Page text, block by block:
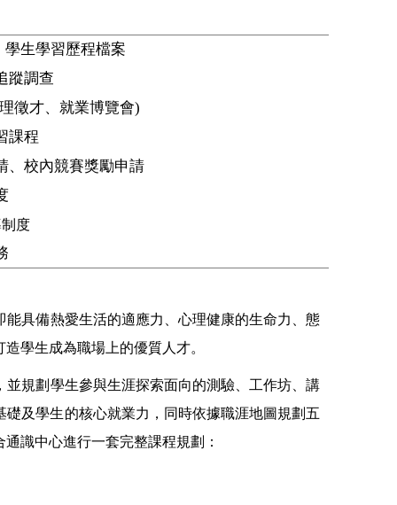
學生學習歷程檔案
蹤調查
徵才、就業博覽會)
課程
、校內競賽獎勵申請
度
具備熱愛生活的適應力、心理健康的生命力、態
學生成為職場上的優質人才。
規劃學生參與生涯探索面向的測驗、工作坊、講
及學生的核心就業力，同時依據職涯地圖規劃五
識中心進行一套完整課程規劃：